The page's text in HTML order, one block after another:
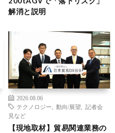
解消と説明
2026.08.06
テクノロジー
動向/展望
記者会
見など
【現地取材】貿易関連業務の